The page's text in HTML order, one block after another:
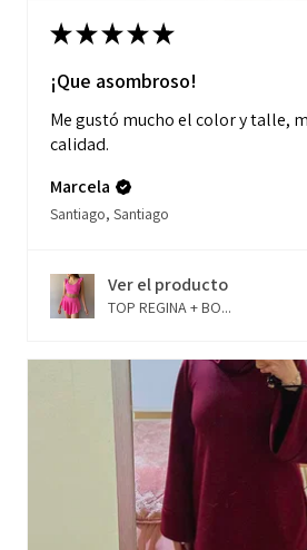
★★★★★
¡Que asombroso!
Me gustó mucho el color y talle,
calidad.
Marcela
Santiago, Santiago
Ver el producto
TOP REGINA + BO...